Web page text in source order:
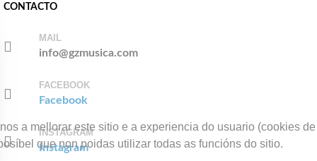
CONTACTO
MAIL
info@gzmusica.com
FACEBOOK
Facebook
INSTAGRAM
Instagram
a mellorar este sitio e a experiencia do usuario (cookies de
que non poidas utilizar todas as funcións do sitio.